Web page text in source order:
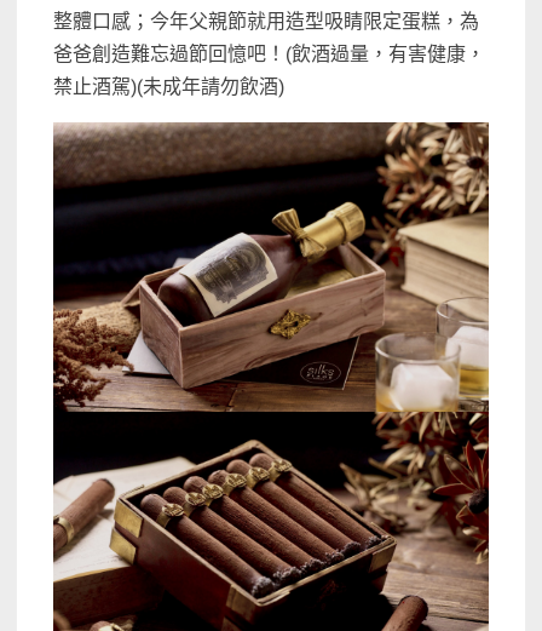
整體口感；今年父親節就用造型吸睛限定蛋糕，為
爸爸創造難忘過節回憶吧！(飲酒過量，有害健康，
禁止酒駕)(未成年請勿飲酒)